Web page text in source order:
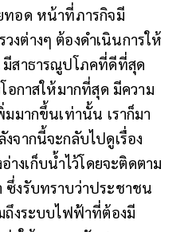
ทอด หน้าที่ภารกิจมี
งต่างๆ ต้องดำเนินการให้
มีสาธารณูปโภคที่ดีที่สุด
โอกาสให้มากที่สุด มีความ
มมากขึ้นเท่านั้น เราก็มา
จากนี้จะกลับไปดูเรื่อง
างเก็บน้ำไว้โดยจะติดตาม
ซึ่งรับทราบว่าประชาชน
ถึงระบบไฟฟ้าที่ต้องมี